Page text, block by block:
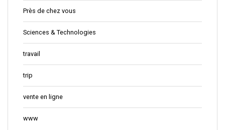
Près de chez vous
Sciences & Technologies
travail
trip
vente en ligne
www